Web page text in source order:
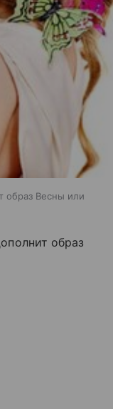
образ Весны или
образ